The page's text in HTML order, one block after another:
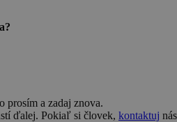
prosím a zadaj znova.
ďalej. Pokiaľ si človek, kontaktuj